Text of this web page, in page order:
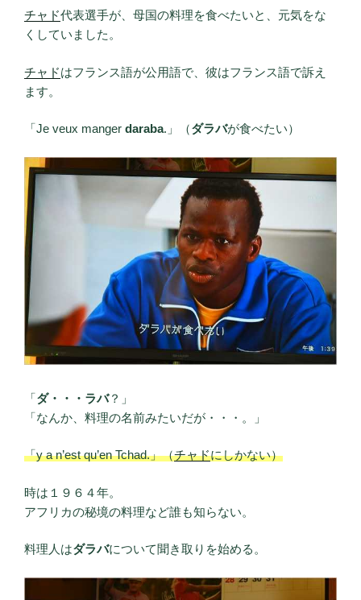
チャド代表選手が、母国の料理を食べたいと、元気をな
くしていました。
チャドはフランス語が公用語で、彼はフランス語で訴え
ます。
「Je veux manger daraba.」（ダラバが食べたい）
「ダ・・・ラバ？」
「なんか、料理の名前みたいだが・・・。」
「y a n’est qu’en Tchad.」（チャドにしかない）
時は１９６４年。
アフリカの秘境の料理など誰も知らない。
料理人はダラバについて聞き取りを始める。